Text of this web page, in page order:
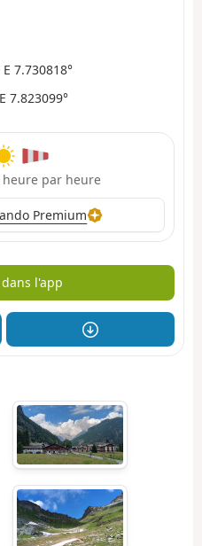
7.730818°
7.823099°
par heure
Premium
l'app